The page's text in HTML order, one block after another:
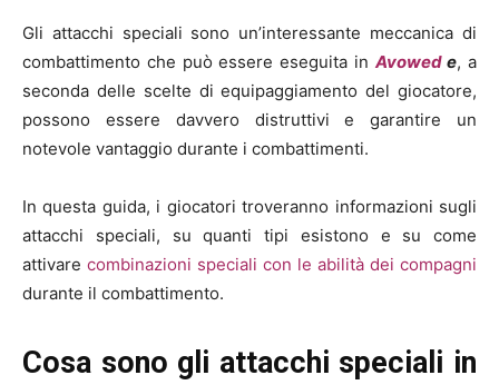
Gli attacchi speciali sono un’interessante meccanica di
combattimento che può essere eseguita in Avowede, a
seconda delle scelte di equipaggiamento del giocatore,
possono essere davvero distruttivi e garantire un
notevole vantaggio durante i combattimenti.
In questa guida, i giocatori troveranno informazioni sugli
attacchi speciali, su quanti tipi esistono e su come
attivare combinazioni speciali con le abilità dei compagni
durante il combattimento.
Cosa sono gli attacchi speciali in